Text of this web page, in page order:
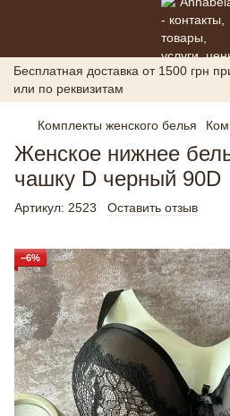
Бесплатная доставка от 1500 грн
или по реквизитам
Комплекты женского белья
Женское нижнее
чашку D черный 90D
Артикул: 2523 Оставить отзыв
−6%